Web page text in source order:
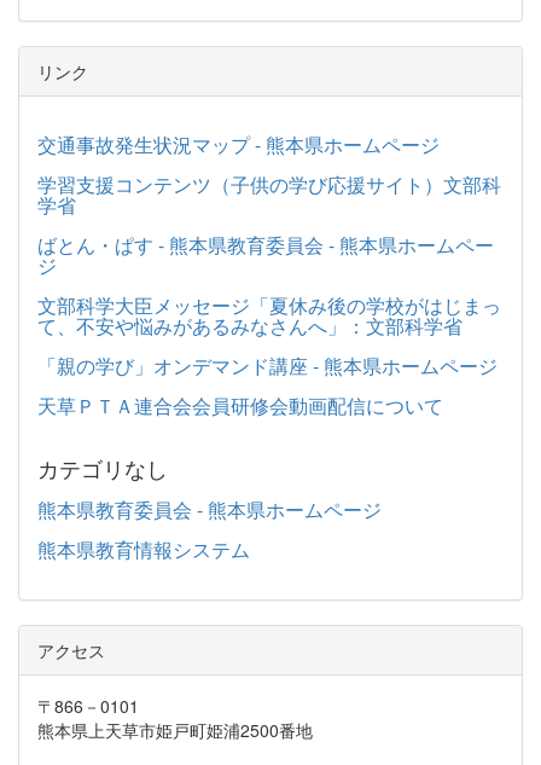
リンク
交通事故発生状況マップ - 熊本県ホームページ
学習支援コンテンツ（子供の学び応援サイト）文部科
学省
ばとん・ぱす - 熊本県教育委員会 - 熊本県ホームペー
ジ
文部科学大臣メッセージ「夏休み後の学校がはじまっ
て、不安や悩みがあるみなさんへ」：文部科学省
「親の学び」オンデマンド講座 - 熊本県ホームページ
天草ＰＴＡ連合会会員研修会動画配信について
カテゴリなし
熊本県教育委員会 - 熊本県ホームページ
熊本県教育情報システム
アクセス
〒866－0101
熊本県上天草市姫戸町姫浦2500番地